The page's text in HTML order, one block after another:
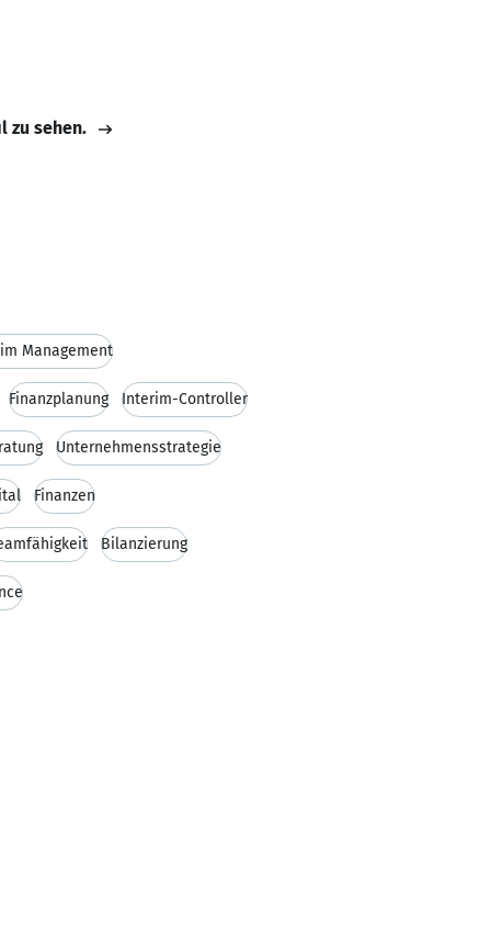
zu sehen.
Management
Finanzplanung Interim-Controller
Unternehmensstrategie
Finanzen
Bilanzierung